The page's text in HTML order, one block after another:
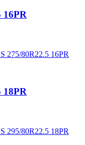
16PR
18PR